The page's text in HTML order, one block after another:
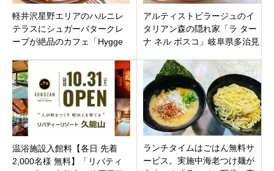
軽井沢星野エリアのハルニレ
テラスにシュガーバタークレ
ープが絶品のカフェ「Hygge
ー）」オープン。
アルティストビラージュのイ
タリアン森の隠れ家「ラ ター
ナ ネル ボスコ」岐阜県多治見
す。
温浴施設入館料【各日 先着
2,000名様 無料】「リバティ
ランチタイムはごはん無料サ
ービス。実施中海老つけ麺が